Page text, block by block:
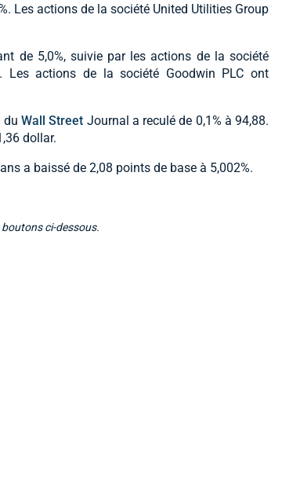
Les actions de la société United Utilities Group
de 5,0%, suivie par les actions de la société
Les actions de la société Goodwin PLC ont
duWall Street Journal a reculé de 0,1% à 94,88.
dollar.
a baissé de 2,08 points de base à 5,002%.
boutons ci-dessous.